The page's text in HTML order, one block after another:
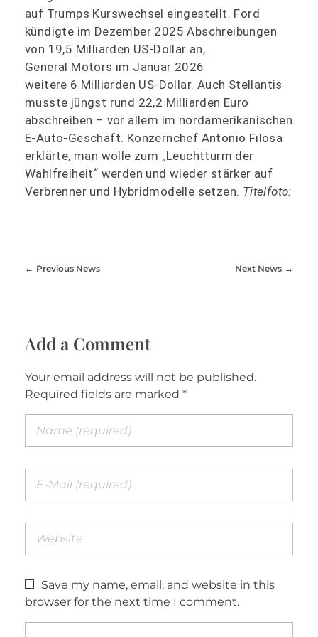
auf Trumps Kurswechsel eingestellt. Ford
kündigte im Dezember 2025 Abschreibungen
von 19,5 Milliarden US-Dollar an,
General Motors im Januar 2026
weitere 6 Milliarden US-Dollar. Auch Stellantis
musste jüngst rund 22,2 Milliarden Euro
abschreiben – vor allem im nordamerikanischen
E-Auto-Geschäft. Konzernchef Antonio Filosa
erklärte, man wolle zum „Leuchtturm der
Wahlfreiheit“ werden und wieder stärker auf
Verbrenner und Hybridmodelle setzen. Titelfoto:
Previous News Next News
Add a Comment
Your email address will not be published.
Required fields are marked *
Save my name, email, and website in this
browser for the next time I comment.